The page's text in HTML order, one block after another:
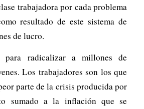
trabajadora por cada problema
resultado de este sistema de
de lucro.
para radicalizar a millones de
Los trabajadores son los que
parte de la crisis producida por
sumado a la inflación que se